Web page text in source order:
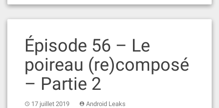
Épisode 56 – Le
poireau (re)composé
– Partie 2
17 juillet 2019
Android Leaks